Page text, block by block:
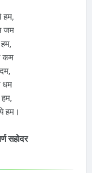
हम,
जम
कम
धम
हम।
सहोदर